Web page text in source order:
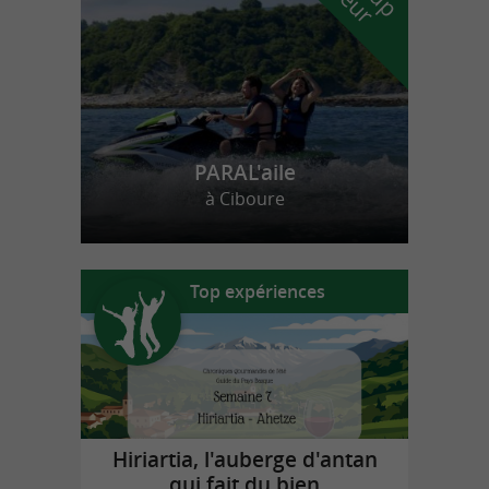
PARAL'aile
à Ciboure
Top expériences
Hiriartia, l'auberge d'antan